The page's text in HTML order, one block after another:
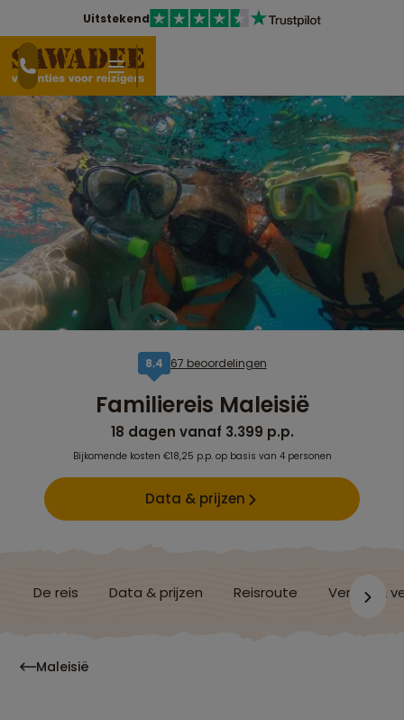
Uitstekend
8,4 67 beoordelingen
Familiereis Maleisië
18 dagen vanaf 3.399 p.p.
Bijkomende kosten €18,25 p.p. op basis van 4 personen
Data & prijzen
De reis Data & prijzen Reisroute Verblijf &
Maleisië